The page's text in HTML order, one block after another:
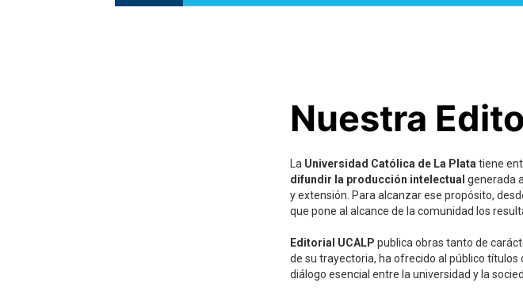
Nuestra
La Universidad Católica de La Plata tiene
difundir la producción intelectual generada
y extensión. Para alcanzar ese propósito,
que pone al alcance de la comunidad los
Editorial UCALP publica obras tanto de
de su trayectoria, ha ofrecido al público títulos
diálogo esencial entre la universidad y la